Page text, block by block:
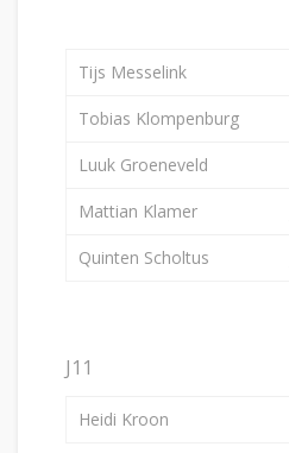
Tijs Messelink
Tobias Klompenburg
Luuk Groeneveld
Mattian Klamer
Quinten Scholtus
J11
Heidi Kroon